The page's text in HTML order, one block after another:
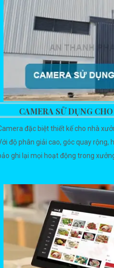
CAMERA SỬ DỤNG
đặc biệt thiết kế cho nhà
độ phân giải cao, góc quay
ghi lại mọi hoạt động trong